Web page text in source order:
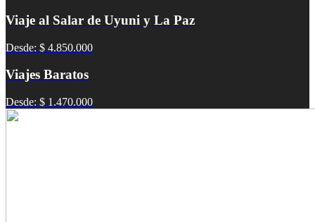
Viaje al Salar de Uyuni y La Paz
Desde: $ 4.850.000
Viajes Baratos
Desde: $ 1.470.000